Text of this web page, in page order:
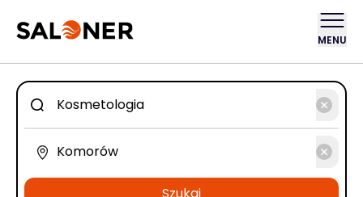
MENU